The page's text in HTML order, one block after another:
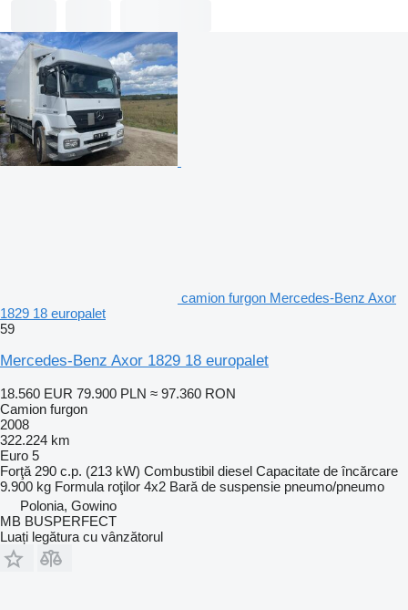
camion furgon Mercedes-Benz Axor
1829 18 europalet
59
Mercedes-Benz Axor 1829 18 europalet
18.560 EUR 79.900 PLN ≈ 97.360 RON
Camion furgon
2008
322.224 km
Euro 5
Forţă 290 c.p. (213 kW) Combustibil diesel Capacitate de încărcare
9.900 kg Formula roţilor 4x2 Bară de suspensie pneumo/pneumo
Polonia, Gowino
MB BUSPERFECT
Luați legătura cu vânzătorul